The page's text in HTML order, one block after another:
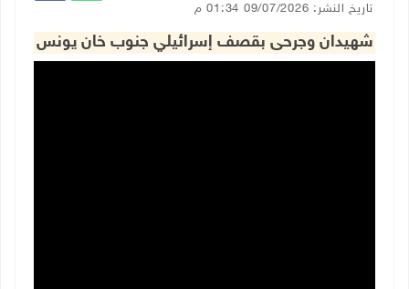
تاريخ النشر: 09/07/2026 01:34 م
شهيدان وجرحى بقصف إسرائيلي جنوب خان يونس